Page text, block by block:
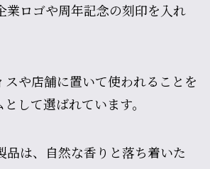
業ロゴや周年記念の刻印を入れ
スや店舗に置いて使われることを
して選ばれています。
品は、自然な香りと落ち着いた